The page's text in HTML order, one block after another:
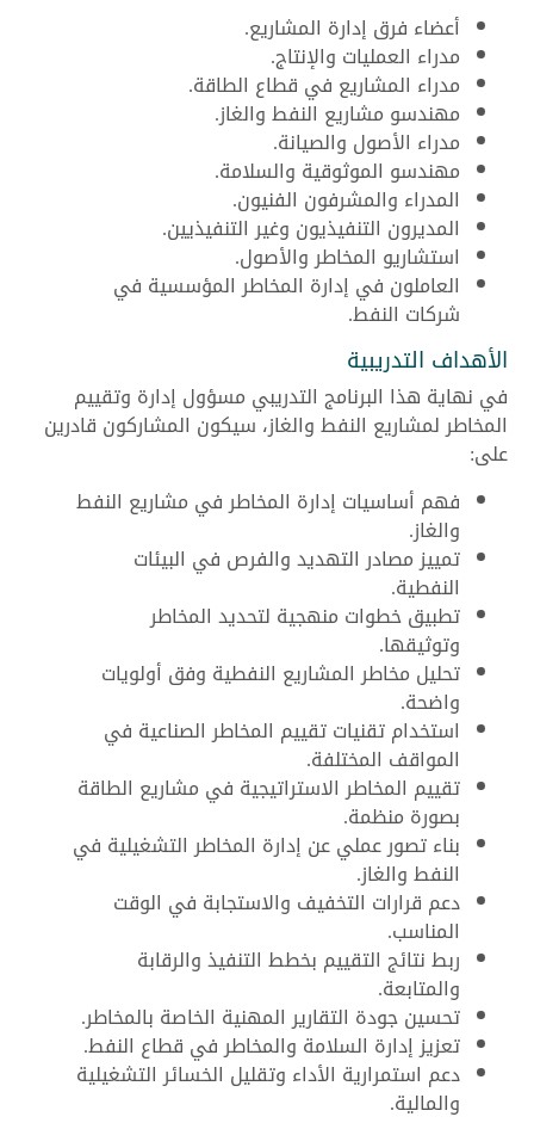
أعضاء فرق إدارة المشاريع.
مدراء العمليات والإنتاج.
مدراء المشاريع في قطاع الطاقة.
مهندسو مشاريع النفط والغاز.
مدراء الأصول والصيانة.
مهندسو الموثوقية والسلامة.
المدراء والمشرفون الفنيون.
المديرون التنفيذيون وغير التنفيذيين.
استشاريو المخاطر والأصول.
العاملون في إدارة المخاطر المؤسسية في
شركات النفط.
الأهداف التدريبية
في نهاية هذا البرنامج التدريبي مسؤول إدارة وتقييم
المخاطر لمشاريع النفط والغاز، سيكون المشاركون قادرين
على:
فهم أساسيات إدارة المخاطر في مشاريع النفط
والغاز.
تمييز مصادر التهديد والفرص في البيئات
النفطية.
تطبيق خطوات منهجية لتحديد المخاطر
وتوثيقها.
تحليل مخاطر المشاريع النفطية وفق أولويات
واضحة.
استخدام تقنيات تقييم المخاطر الصناعية في
المواقف المختلفة.
تقييم المخاطر الاستراتيجية في مشاريع الطاقة
بصورة منظمة.
بناء تصور عملي عن إدارة المخاطر التشغيلية في
النفط والغاز.
دعم قرارات التخفيف والاستجابة في الوقت
المناسب.
ربط نتائج التقييم بخطط التنفيذ والرقابة
والمتابعة.
تحسين جودة التقارير المهنية الخاصة بالمخاطر.
تعزيز إدارة السلامة والمخاطر في قطاع النفط.
دعم استمرارية الأداء وتقليل الخسائر التشغيلية
والمالية.